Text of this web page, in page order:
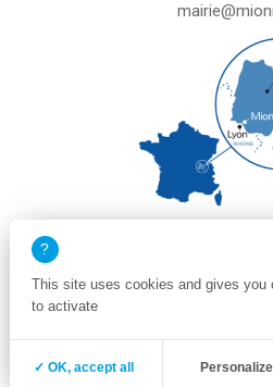
le vendredi de 8h30 à 12h
un samedi matin sur
Zone membre
Politique de confidentialité et
This site uses cookies and gives you
to activate
✓ OK, accept all Personalize